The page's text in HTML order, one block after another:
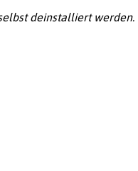
deinstalliert werden.